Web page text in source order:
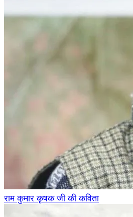
राम कुमार कृषक जी की कविता